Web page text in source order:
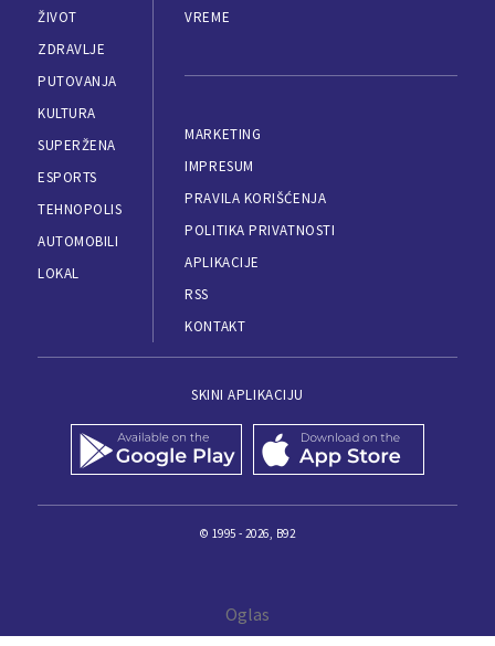
ŽIVOT
ZDRAVLJE
PUTOVANJA
KULTURA
SUPERŽENA
ESPORTS
TEHNOPOLIS
AUTOMOBILI
LOKAL
VREME
MARKETING
IMPRESUM
PRAVILA KORIŠĆENJA
POLITIKA PRIVATNOSTI
APLIKACIJE
RSS
KONTAKT
SKINI APLIKACIJU
© 1995 - 2026, B92